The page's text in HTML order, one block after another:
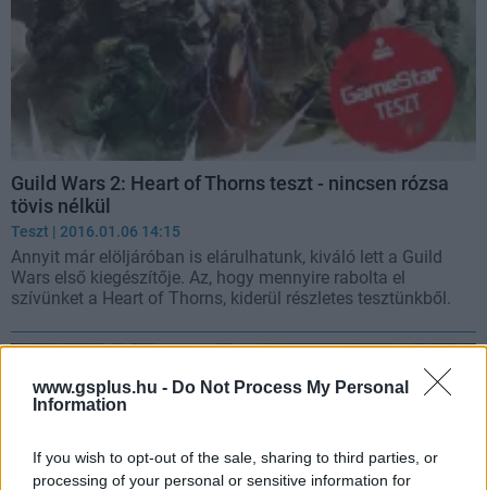
www.gsplus.hu - Do Not Process My Personal
Information
If you wish to opt-out of the sale, sharing to third parties, or
processing of your personal or sensitive information for
Guild Wars 2: Heart of Thorns teszt - nincsen rózsa
tövis nélkül
Teszt | 2016.01.06 14:15
Annyit már elöljáróban is elárulhatunk, kiváló lett a Guild
Wars első kiegészítője. Az, hogy mennyire rabolta el
szívünket a Heart of Thorns, kiderül részletes tesztünkből.